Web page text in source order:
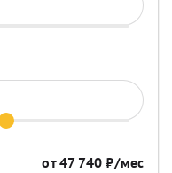
от47 740 ₽/мес